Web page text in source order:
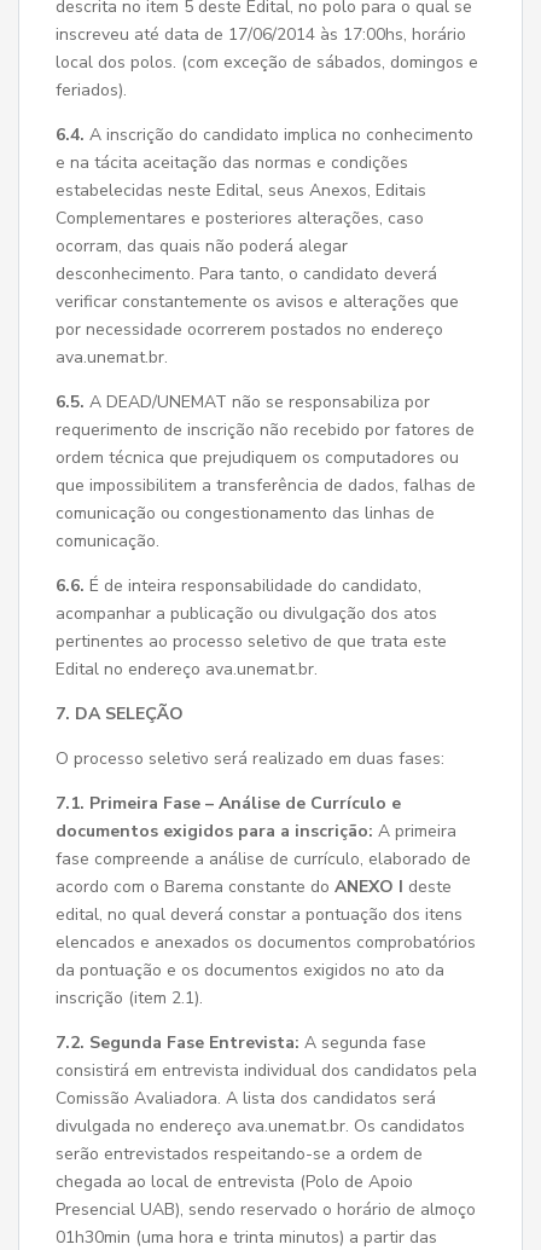
descrita no item 5 deste Edital, no polo para o qual se
inscreveu até data de 17/06/2014 às 17:00hs, horário
local dos polos. (com exceção de sábados, domingos e
feriados).
6.4. A inscrição do candidato implica no conhecimento
e na tácita aceitação das normas e condições
estabelecidas neste Edital, seus Anexos, Editais
Complementares e posteriores alterações, caso
ocorram, das quais não poderá alegar
desconhecimento. Para tanto, o candidato deverá
verificar constantemente os avisos e alterações que
por necessidade ocorrerem postados no endereço
ava.unemat.br.
6.5. A DEAD/UNEMAT não se responsabiliza por
requerimento de inscrição não recebido por fatores de
ordem técnica que prejudiquem os computadores ou
que impossibilitem a transferência de dados, falhas de
comunicação ou congestionamento das linhas de
comunicação.
6.6. É de inteira responsabilidade do candidato,
acompanhar a publicação ou divulgação dos atos
pertinentes ao processo seletivo de que trata este
Edital no endereço ava.unemat.br.
7. DA SELEÇÃO
O processo seletivo será realizado em duas fases:
7.1. Primeira Fase – Análise de Currículo e
documentos exigidos para a inscrição: A primeira
fase compreende a análise de currículo, elaborado de
acordo com o Barema constante do ANEXO I deste
edital, no qual deverá constar a pontuação dos itens
elencados e anexados os documentos comprobatórios
da pontuação e os documentos exigidos no ato da
inscrição (item 2.1).
7.2. Segunda Fase Entrevista: A segunda fase
consistirá em entrevista individual dos candidatos pela
Comissão Avaliadora. A lista dos candidatos será
divulgada no endereço ava.unemat.br. Os candidatos
serão entrevistados respeitando-se a ordem de
chegada ao local de entrevista (Polo de Apoio
Presencial UAB), sendo reservado o horário de almoço
01h30min (uma hora e trinta minutos) a partir das